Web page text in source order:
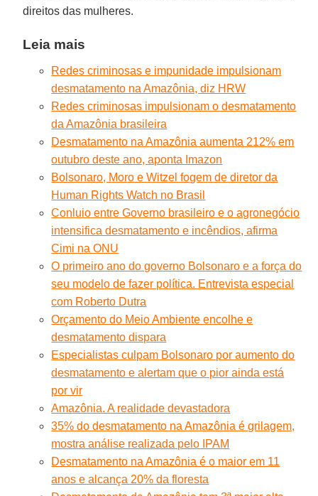
direitos das mulheres.
Leia mais
Redes criminosas e impunidade impulsionam
desmatamento na Amazônia, diz HRW
Redes criminosas impulsionam o desmatamento
da Amazônia brasileira
Desmatamento na Amazônia aumenta 212% em
outubro deste ano, aponta Imazon
Bolsonaro, Moro e Witzel fogem de diretor da
Human Rights Watch no Brasil
Conl uio entre Governo brasileiro e o agronegócio
intensifica desmatamento e incêndios, afirma
Cimi na ONU
O primeiro ano do governo Bolsonaro e a força do
seu modelo de fazer política. Entrevista especial
com Roberto Dutra
Orçamento do Meio Ambiente encolhe e
desmatamento dispara
Especialistas culpam Bolsonaro por aumento do
desmatamento e alertam que o pior ainda está
por vir
Amazônia. A realidade devastadora
35% do desmatamento na Amazônia é grilagem,
mostra análise realizada pelo IPAM
Desmatamento na Amazônia é o maior em 11
anos e alcança 20% da floresta